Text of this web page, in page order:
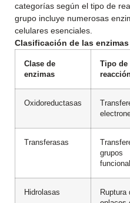
categorías según el tipo de
grupo incluye numerosas
celulares esenciales.
Clasificación de las
Clase de
enzimas
Tipo de
Oxidoreductasas
Transferasas
grupos
Hidrolasas
Ruptura